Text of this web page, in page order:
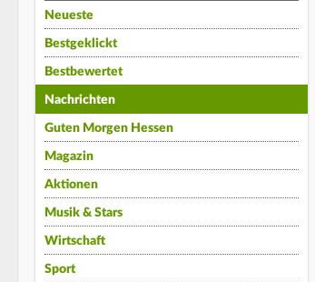
Neueste
Bestgeklickt
Bestbewertet
Nachrichten
Guten Morgen Hessen
Magazin
Aktionen
Musik & Stars
Wirtschaft
Sport